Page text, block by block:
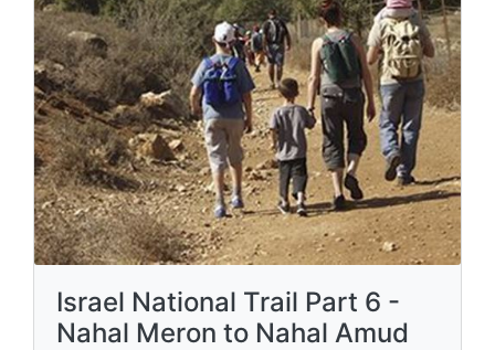
Israel National Trail Part 6 -
Nahal Meron to Nahal Amud